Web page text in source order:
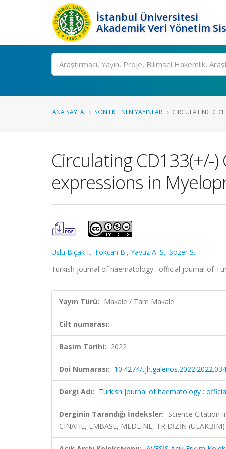
İstanbul Üniversitesi
Akademik Veri Yönetim
Ara
ANA SAYFA SON EKLENEN YAYINLAR CIRCULATING
Circulating CD133(+/-
expressions in
Uslu Bıçak I., Tokcan B., Yavuz A. S., Sözer S.
Turkish journal of haematology : official journal of
Yayın Türü: Makale / Tam Makale
Cilt numarası:
Basım Tarihi: 2022
Doi Numarası: 10.4274/
Dergi Adı: Turkish journal of haematology :
Derginin Tarandığı İndeksler: Science Citation
CINAHL, EMBASE, MEDLINE, TR DİZİN (ULAKBİM)